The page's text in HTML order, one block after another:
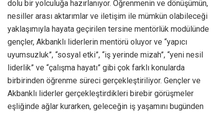
dolu bir yolculuğa hazırlanıyor. Öğrenmenin ve dönüşümün,
nesiller arası aktarımlar ve iletişim ile mümkün olabileceği
yaklaşımıyla hayata geçirilen tersine mentörlük modülünde
gençler, Akbanklı liderlerin mentörü oluyor ve “yapıcı
uyumsuzluk”, “sosyal etki”, “iş yerinde mizah”, “yeni nesil
liderlik” ve “çalışma hayatı” gibi çok farklı konularda
birbirinden öğrenme süreci gerçekleştiriliyor. Gençler ve
Akbanklı liderler gerçekleştirdikleri birebir görüşmeler
eşliğinde ağlar kurarken, geleceğin iş yaşamını bugünden